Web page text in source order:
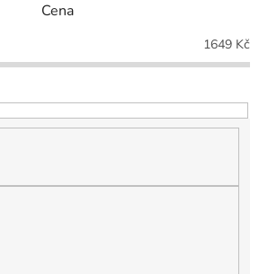
Cena
1649 Kč